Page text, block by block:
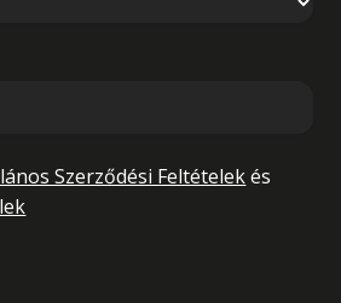
Szerződési Feltételekés